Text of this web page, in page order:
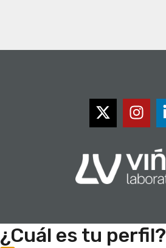
¿Cuál es tu perfil?